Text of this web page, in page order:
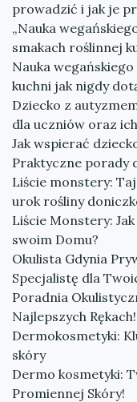
prowadzić i jak je
„Nauka
smakach roślinnej
Nauka
kuchni jak nigdy
Dziecko z
dla uczniów oraz
Jak wspierać
Praktyczne porady
Liście monstery:
urok rośliny
Liście Monstery:
swoim Domu?
Okulista Gdynia
Specjalistę dla
Poradnia
Najlepszych Rękach!
Dermokosmetyki:
skóry
Dermo kosmetyki:
Promiennej Skóry!